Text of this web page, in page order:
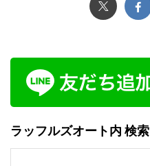
ラッフルズオート内 検索